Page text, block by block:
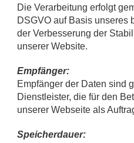
Die Verarbeitung erfolgt
DSGVO auf Basis unseres
der Verbesserung der
unserer Website.
Empfänger:
Empfänger der Daten sind
Dienstleister, die für den
unserer Webseite als
Speicherdauer: